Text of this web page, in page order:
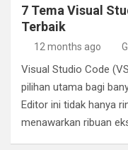
7 Tema Visual
Terbaik
12 months ago
Visual Studio Code
pilihan utama bagi
Editor ini tidak hanya
menawarkan ribuan